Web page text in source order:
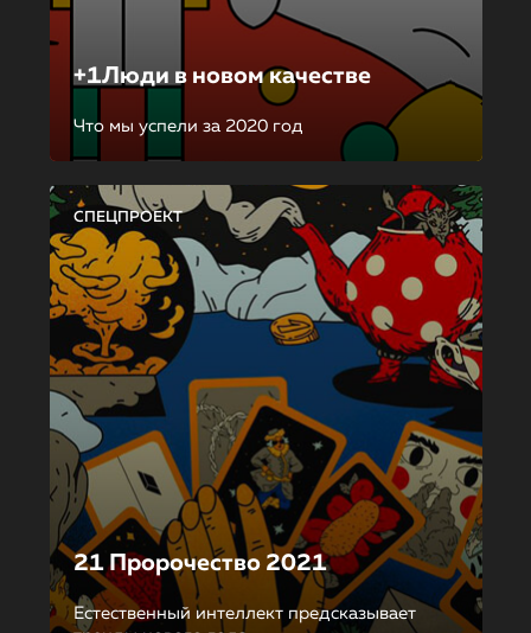
+1Люди в новом качестве
Что мы успели за 2020 год
СПЕЦПРОЕКТ
21 Пророчество 2021
Естественный интеллект предсказывает